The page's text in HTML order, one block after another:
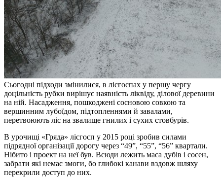
Сьогодні підходи змінилися, в лісгоспах у першу чергу
доцільність рубки вирішує наявність ліквіду, ділової деревини
на ній. Насадження, пошкоджені сосновою совкою та
вершинним лубоїдом, підтопленнями й завалами,
перетвоюють ліс на звалище гнилих і сухих стовбурів.
В урочищі «Гряда» лісгосп у 2015 році зробив силами
підрядної організації дорогу через “49”, “55”, “56” квартали.
Нібито і проект на неї був. Всюди лежить маса дубів і сосен,
забрати які немає змоги, бо глибокі канави вздовж шляху
перекрили доступ до них.